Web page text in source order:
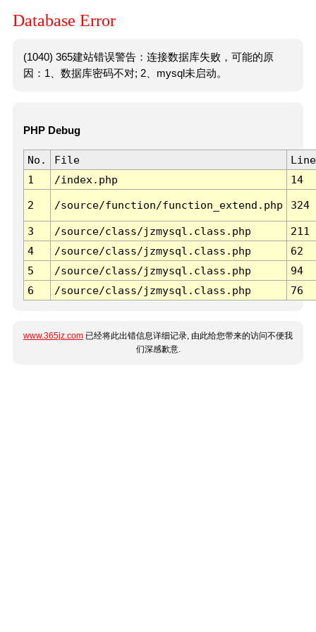
Database Error
(1040) 365建站错误警告：连接数据库失败，可能的原
因：1、数据库密码不对; 2、mysql未启动。
PHP Debug
No. File
Line
1
/index.php 14
2 /source/function/function_extend.php 324
3 /source/class/jzmysql.class.php
211
4
/source/class/jzmysql.class.php
62
5
/source/class/jzmysql.class.php
94
6
/source/class/jzmysql.class.php 76
www.365jz.com 已经将此出错信息详细记录, 由此给您带来的访问不便我
们深感歉意.